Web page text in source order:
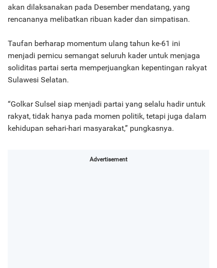
akan dilaksanakan pada Desember mendatang, yang
rencananya melibatkan ribuan kader dan simpatisan.
Taufan berharap momentum ulang tahun ke-61 ini
menjadi pemicu semangat seluruh kader untuk menjaga
soliditas partai serta memperjuangkan kepentingan rakyat
Sulawesi Selatan.
“Golkar Sulsel siap menjadi partai yang selalu hadir untuk
rakyat, tidak hanya pada momen politik, tetapi juga dalam
kehidupan sehari-hari masyarakat,” pungkasnya.
Advertisement